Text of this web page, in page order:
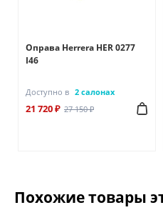
Оправа Herrera HER 0277
I46
Доступно в 2 салонах
21 720 ₽ 27 150 ₽
Похожие товары